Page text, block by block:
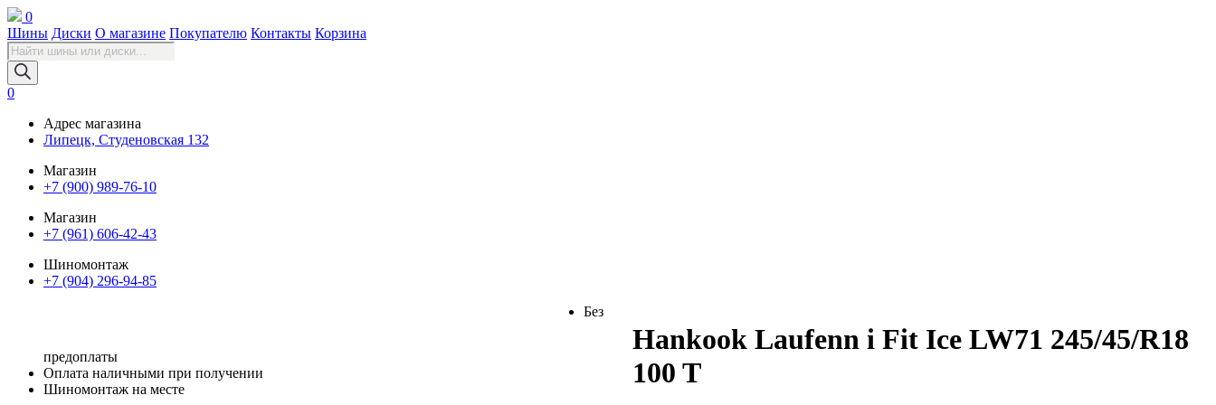
0
Шины Диски О магазине Покупателю Контакты Корзина
Поиск
товаров
0
Адрес магазина
Липецк, Студеновская 132
Магазин
+7 (900) 989-76-10
Магазин
+7 (961) 606-42-43
Шиномонтаж
+7 (904) 296-94-85
Hankook Laufenn i Fit Ice LW71 245/45/R18
100 T
Без
предоплаты
Оплата наличными при получении
Шиномонтаж на месте